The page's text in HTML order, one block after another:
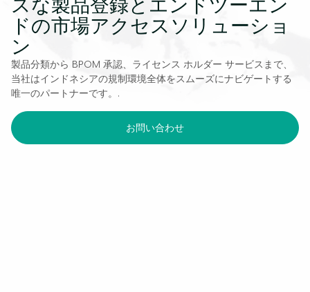
ドの市場アクセスソリューショ
ン
製品分類から BPOM 承認、ライセンス ホルダー サービスまで、
当社はインドネシアの規制環境全体をスムーズにナビゲートする
唯一のパートナーです。.
お問い合わせ